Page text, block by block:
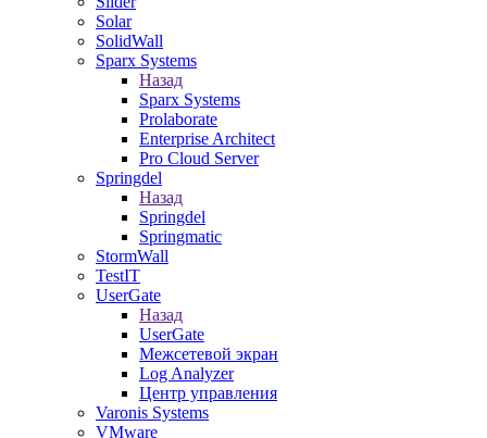
Solar
SolidWall
Sparx Systems
Назад
Sparx Systems
Prolaborate
Enterprise Architect
Pro Cloud Server
Springdel
Назад
Springdel
Springmatic
StormWall
TestIT
UserGate
Назад
UserGate
Межсетевой экран
Log Analyzer
Центр управления
Varonis Systems
VMware